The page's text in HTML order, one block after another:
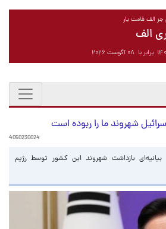
الف قامت یار
الف
شهروند ما را ربوده است
4050230024
بازداشت شهروند این کشور توسط رژیم